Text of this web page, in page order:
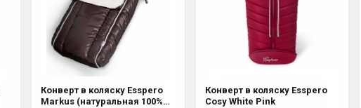
Конверт в коляску Esspero
Markus (натуральная 100%
Конверт в коляску Esspero
Cosy White Pink